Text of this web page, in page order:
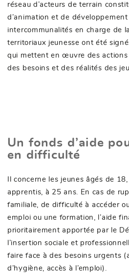
réseau d’acteurs de terrain
d’animation et de
intercommunalités en charge de
territoriaux jeunesse ont été
qui mettent en œuvre des actions
des besoins et des réalités des
Un fonds d’aide
en difficulté
Il concerne les jeunes âgés de
apprentis, à 25 ans. En cas de
familiale, de difficulté à accéder
emploi ou une formation, l’aide
prioritairement apportée par le
l’insertion sociale et
faire face à des besoins urgents
d’hygiène, accès à l’emploi).